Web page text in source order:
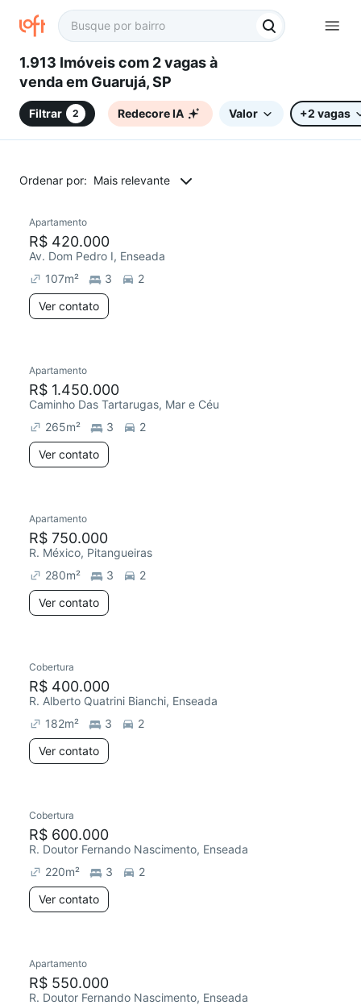
1.913 Imóveis com 2 vagas à
venda em Guarujá, SP
Filtrar 2 Redecore IA Valor +2 vagas
Ordenar por: Mais relevante
Apartamento
R$ 420.000
Av. Dom Pedro I, Enseada
107m² 3
2
Ver contato
Apartamento
R$ 1.450.000
Caminho Das Tartarugas, Mar e Céu
265m² 3
2
Ver contato
Redecorar
Apartamento
R$ 750.000
R. México, Pitangueiras
280m² 3
2
Ver contato
Redecorar
Cobertura
R$ 400.000
R. Alberto Quatrini Bianchi, Enseada
182m² 3
2
Ver contato
Cobertura
R$ 600.000
R. Doutor Fernando Nascimento, Enseada
220m² 3
2
Ver contato
Redecorar
Apartamento
R$ 550.000
R. Doutor Fernando Nascimento, Enseada